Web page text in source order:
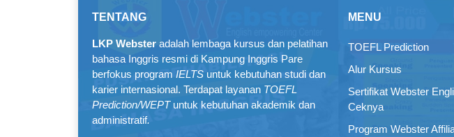
TENTANG
LKP Webster adalah lembaga kursus dan pelatihan
bahasa Inggris resmi di Kampung Inggris Pare
berfokus program IELTS untuk kebutuhan studi dan
karier internasional. Terdapat layanan TOEFL
Prediction/WEPTuntuk kebutuhan akademik dan
administratif.
MENU
TOEFL Prediction
Alur Kursus
Sertifikat Webster
Ceknya
Program Webster